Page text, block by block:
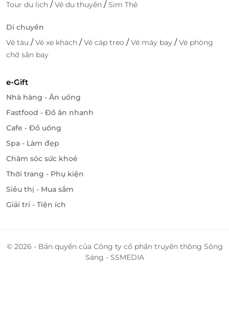
Tour du lịch /Vé du thuyền /Sim Thẻ
Di chuyển
Vé tàu /Vé xe khách /Vé cáp treo /Vé máy bay /Vé phòng
chờ sân bay
e-Gift
Nhà hàng - Ăn uống
Fastfood - Đồ ăn nhanh
Cafe - Đồ uống
Spa - Làm đẹp
Chăm sóc sức khoẻ
Thời trang - Phụ kiện
Siêu thị - Mua sắm
Giải trí - Tiện ích
© 2026 - Bản quyền của Công ty cổ phần truyền thông Sông
Sáng - SSMEDIA